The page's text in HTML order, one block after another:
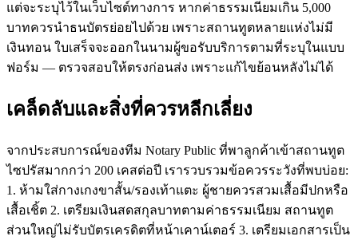
แต่จะระบุไว้ในเว็บไซต์ทางการ หากค่าธรรมเนียมเกิน 5,000
บาทควรนำธนบัตรย่อยไปด้วย เพราะสถานทูตหลายแห่งไม่มี
เงินทอน ใบเสร็จจะออกในนามผู้ขอรับบริการตามที่ระบุในแบบ
ฟอร์ม — ตรวจสอบให้ตรงก่อนส่ง เพราะแก้ไขย้อนหลังไม่ได้
เคล็ดลับและสิ่งที่ควรหลีกเลี่ยง
จากประสบการณ์ของทีม Notary Public ที่พาลูกค้าเข้าสถานทูต
ไซปรัสมากกว่า 200 เคสต่อปี เรารวบรวมข้อควรระวังที่พบบ่อย:
1. ห้ามใส่กางเกงขาสั้น/รองเท้าแตะ ผู้ชายควรสวมเสื้อมีปกหรือ
เสื้อเชิ้ต 2. เตรียมเงินสดสกุลบาทตามค่าธรรมเนียม สถานทูต
ส่วนใหญ่ไม่รับบัตรเครดิตที่หน้าเคาน์เตอร์ 3. เตรียมเอกสารเป็น